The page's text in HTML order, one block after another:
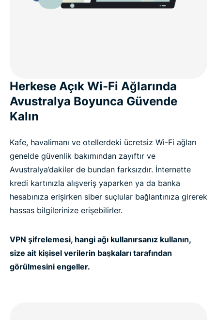
Why millions choose ExpressVPN
Get ExpressVPN for Australia risk-free
Herkese Açık Wi-Fi Ağlarında
Avustralya Boyunca Güvende
Kalın
Kafe, havalimanı ve otellerdeki ücretsiz Wi-Fi ağları
genelde güvenlik bakımından zayıftır ve
Avustralya’dakiler de bundan farksızdır. İnternette
kredi kartınızla alışveriş yaparken ya da banka
hesabınıza erişirken siber suçlular bağlantınıza girerek
hassas bilgilerinize erişebilirler.
VPN şifrelemesi, hangi ağı kullanırsanız kullanın,
size ait kişisel verilerin başkaları tarafından
görülmesini engeller.